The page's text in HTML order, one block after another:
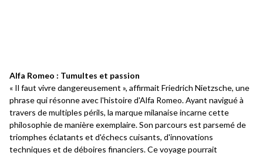
Alfa Romeo : Tumultes et passion
« Il faut vivre dangereusement », affirmait Friedrich Nietzsche, une
phrase qui résonne avec l'histoire d'Alfa Romeo. Ayant navigué à
travers de multiples périls, la marque milanaise incarne cette
philosophie de manière exemplaire. Son parcours est parsemé de
triomphes éclatants et d'échecs cuisants, d'innovations
techniques et de déboires financiers. Ce voyage pourrait